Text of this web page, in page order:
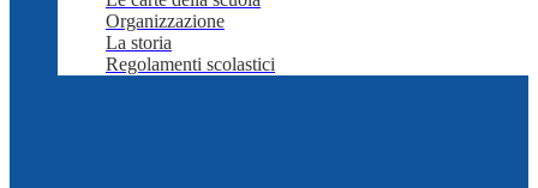
Organizzazione
La storia
Regolamenti scolastici